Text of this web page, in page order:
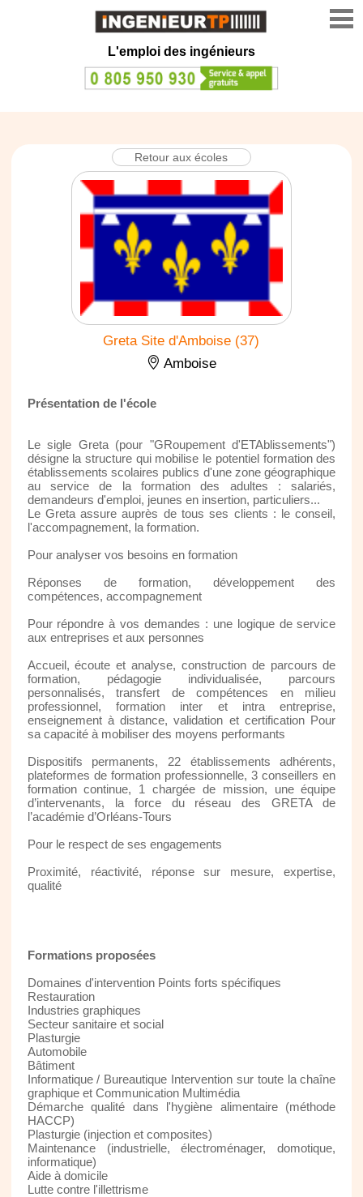
L'emploi des ingénieurs
Retour aux écoles
Greta Site d'Amboise (37)
Amboise
Présentation de l'école
Le sigle Greta (pour "GRoupement d'ETAblissements")
désigne la structure qui mobilise le potentiel formation des
établissements scolaires publics d'une zone géographique
au service de la formation des adultes : salariés,
demandeurs d'emploi, jeunes en insertion, particuliers...
Le Greta assure auprès de tous ses clients : le conseil,
l'accompagnement, la formation.
Pour analyser vos besoins en formation
Réponses de formation, développement des
compétences, accompagnement
Pour répondre à vos demandes : une logique de service
aux entreprises et aux personnes
Accueil, écoute et analyse, construction de parcours de
formation, pédagogie individualisée, parcours
personnalisés, transfert de compétences en milieu
professionnel, formation inter et intra entreprise,
enseignement à distance, validation et certification Pour
sa capacité à mobiliser des moyens performants
Dispositifs permanents, 22 établissements adhérents,
plateformes de formation professionnelle, 3 conseillers en
formation continue, 1 chargée de mission, une équipe
d’intervenants, la force du réseau des GRETA de
l’académie d’Orléans-Tours
Pour le respect de ses engagements
Proximité, réactivité, réponse sur mesure, expertise,
qualité
Formations proposées
Domaines d'intervention Points forts spécifiques
Restauration
Industries graphiques
Secteur sanitaire et social
Plasturgie
Automobile
Bâtiment
Informatique / Bureautique Intervention sur toute la chaîne
graphique et Communication Multimédia
Démarche qualité dans l'hygiène alimentaire (méthode
HACCP)
Plasturgie (injection et composites)
Maintenance (industrielle, électroménager, domotique,
informatique)
Aide à domicile
Lutte contre l'illettrisme